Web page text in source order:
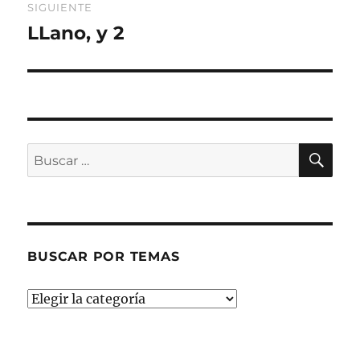
SIGUIENTE
Entrada
LLano, y 2
Buscar
por:
BUSCAR POR TEMAS
Buscar